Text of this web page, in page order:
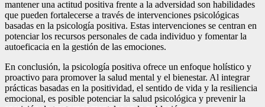
mantener una actitud positiva frente a la adversidad son habilidades
que pueden fortalecerse a través de intervenciones psicológicas
basadas en la psicología positiva. Estas intervenciones se centran en
potenciar los recursos personales de cada individuo y fomentar la
autoeficacia en la gestión de las emociones.
En conclusión, la psicología positiva ofrece un enfoque holístico y
proactivo para promover la salud mental y el bienestar. Al integrar
prácticas basadas en la positividad, el sentido de vida y la resiliencia
emocional, es posible potenciar la salud psicológica y prevenir la